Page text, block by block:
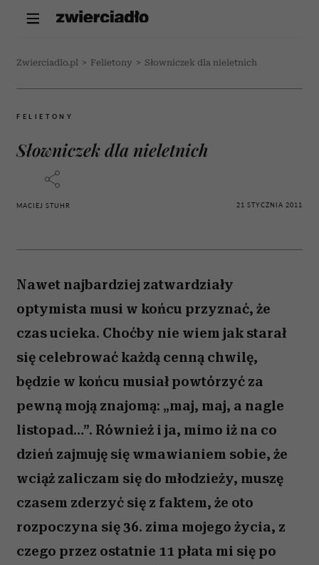
Zwierciadlo.pl > Felietony > Słowniczek dla nieletnich
FELIETONY
Słowniczek dla nieletnich
MACIEJ STUHR 21 STYCZNIA 2011
Nawet najbardziej zatwardziały
optymista musi w końcu przyznać, że
czas ucieka. Choćby nie wiem jak starał
się celebrować każdą cenną chwilę,
będzie w końcu musiał powtórzyć za
pewną moją znajomą: „maj, maj, a nagle
listopad…”. Również i ja, mimo iż na co
dzień zajmuję się wmawianiem sobie, że
wciąż zaliczam się do młodzieży, muszę
czasem zderzyć się z faktem, że oto
rozpoczyna się 36. zima mojego życia, z
czego przez ostatnie 11 płata mi się po